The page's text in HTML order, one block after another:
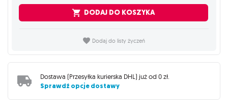
DODAJ DO KOSZYKA
Dodaj do listy życzeń
Dostawa (Przesyłka kurierska DHL ) już od 0 zł
Sprawdź opcje dostawy